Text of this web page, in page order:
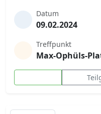
Datum
09.02.2024
Treffpunkt
Max-Ophüls-